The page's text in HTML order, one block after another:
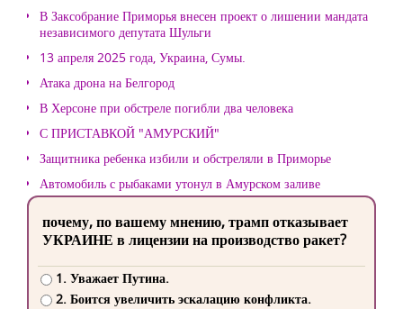
В Заксобрание Приморья внесен проект о лишении мандата
независимого депутата Шульги
13 апреля 2025 года, Украина, Сумы.
Атака дрона на Белгород
В Херсоне при обстреле погибли два человека
С ПРИСТАВКОЙ "АМУРСКИЙ"
Защитника ребенка избили и обстреляли в Приморье
Автомобиль с рыбаками утонул в Амурском заливе
почему, по вашему мнению, трамп отказывает
УКРАИНЕ в лицензии на производство ракет?
1. Уважает Путина.
2. Боится увеличить эскалацию конфликта.